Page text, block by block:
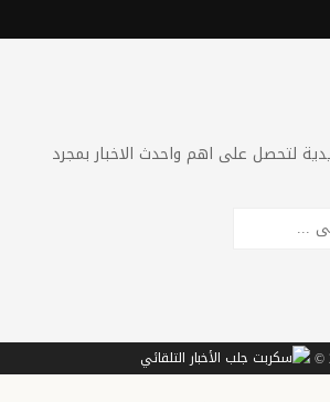
لتحصل على اهم واحدث الاخبار بمجرد